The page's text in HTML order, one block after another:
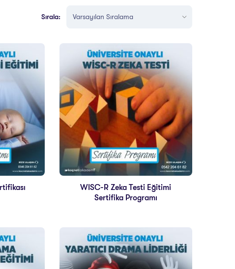
Sırala:
WISC-R Zeka Testi Eğitimi
Sertifika Programı